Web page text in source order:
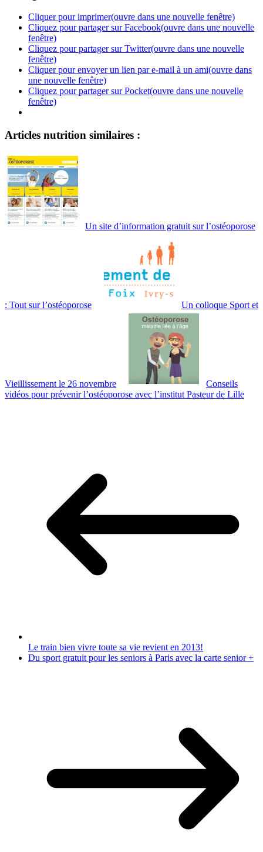
Cliquer pour imprimer(ouvre dans une nouvelle fenêtre)
Cliquez pour partager sur Facebook(ouvre dans une nouvelle
fenêtre)
Cliquez pour partager sur Twitter(ouvre dans une nouvelle
fenêtre)
Cliquer pour envoyer un lien par e-mail à un ami(ouvre dans
une nouvelle fenêtre)
Cliquez pour partager sur Pocket(ouvre dans une nouvelle
fenêtre)
Articles nutrition similaires :
Un site d’information gratuit sur l’ostéoporose
: Tout sur l’ostéoporose Un colloque Sport et
Vieillissement le 26 novembre
Conseils
vidéos pour prévenir l’ostéoporose avec l’institut Pasteur de Lille
Le train bien vivre toute sa vie revient en 2013!
Du sport gratuit pour les seniors à Paris avec la carte senior +